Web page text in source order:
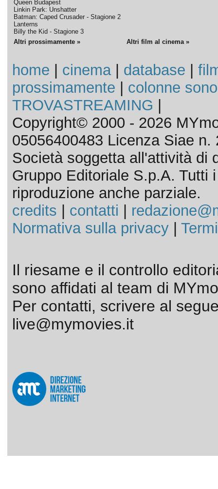
Queen Budapest
Linkin Park: Unshatter
Batman: Caped Crusader - Stagione 2
Lanterns
Billy the Kid - Stagione 3
Altri prossimamente »
Altri film al cinema »
home cinema| database
prossimamente
colonne
TROVASTREAMING
Copyright© 2000 - 2026
05056400483 Licenza Siae n.
Società soggetta all'attività di
Gruppo Editoriale S.p.A. Tutti
riproduzione anche parziale.
credits
contatti
Normativa sulla privacy|
Il riesame e il controllo
sono affidati al team di
Per contatti, scrivere al
live@mymovies.it